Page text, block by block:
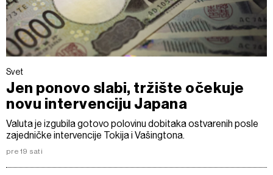
Svet
Jen ponovo slabi, tržište očekuje
novu intervenciju Japana
Valuta je izgubila gotovo polovinu dobitaka ostvarenih posle
zajedničke intervencije Tokija i Vašingtona.
pre 19 sati